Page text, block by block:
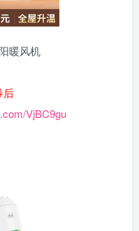
暖风机
后
VjBC9gu